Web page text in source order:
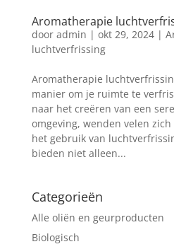
Aromatherapie
door admin | okt 29, 2024|
luchtverfrissing
Aromatherapie
manier om je ruimte te
naar het creëren van een
omgeving, wenden velen
het gebruik van
bieden niet alleen...
Categorieën
Alle oliën en geurproducten
Biologisch